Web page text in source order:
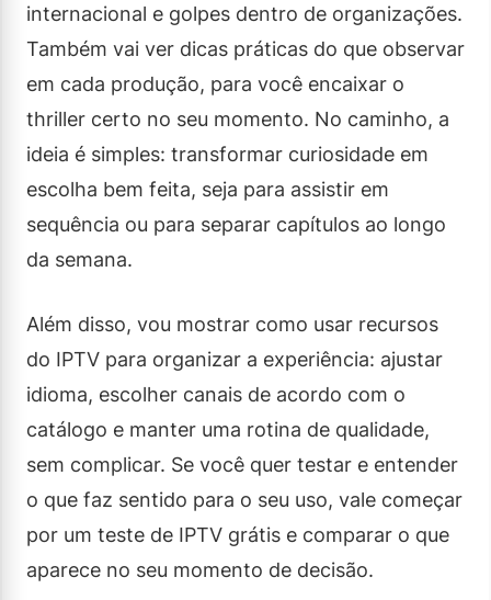
internacional e golpes dentro de organizações.
Também vai ver dicas práticas do que observar
em cada produção, para você encaixar o
thriller certo no seu momento. No caminho, a
ideia é simples: transformar curiosidade em
escolha bem feita, seja para assistir em
sequência ou para separar capítulos ao longo
da semana.
Além disso, vou mostrar como usar recursos
do IPTV para organizar a experiência: ajustar
idioma, escolher canais de acordo com o
catálogo e manter uma rotina de qualidade,
sem complicar. Se você quer testar e entender
o que faz sentido para o seu uso, vale começar
por um teste de IPTV grátis e comparar o que
aparece no seu momento de decisão.